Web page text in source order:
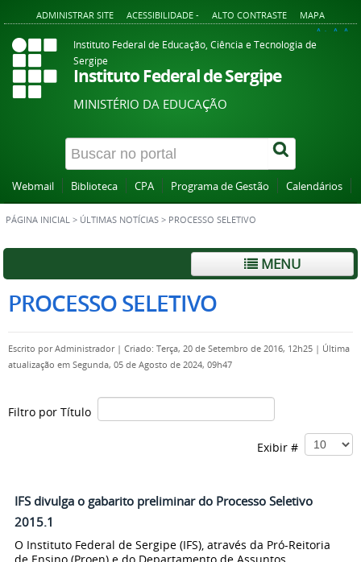
ADMINISTRAR SITE ACESSIBILIDADE - ALTO CONTRASTE MAPA
A+ A A-
Instituto Federal de Educação, Ciência e Tecnologia de
Sergipe
Instituto Federal de Sergipe
MINISTÉRIO DA EDUCAÇÃO
Webmail Biblioteca CPA Programa de Gestão Calendários
PÁGINA INICIAL > ÚLTIMAS NOTÍCIAS > PROCESSO SELETIVO
MENU
PROCESSO SELETIVO
Escrito porAdministrador | Criado: Terça, 20 de Setembro de 2016, 12h25 | Última
atualização em Segunda, 05 de Agosto de 2024, 09h47
Filtro por Título
Exibir #
IFS divulga o gabarito preliminar do Processo Seletivo
2015.1
O Instituto Federal de Sergipe (IFS), através da Pró-Reitoria